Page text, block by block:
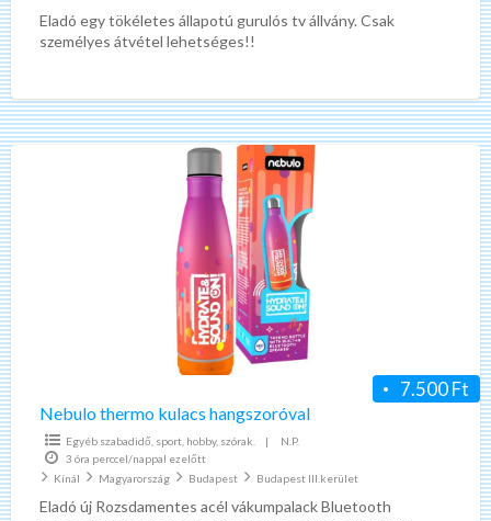
Eladó egy tökéletes állapotú gurulós tv állvány. Csak
személyes átvétel lehetséges!!
Nebulo
thermo
kulacs
hangszoróval
7.500 Ft
Nebulo thermo kulacs hangszoróval
Egyéb szabadidő, sport, hobby, szórak. |
N.P.
3 óra perccel/nappal ezelőtt
Kínál
Magyarország Budapest Budapest III.kerület
Eladó új Rozsdamentes acél vákumpalack Bluetooth